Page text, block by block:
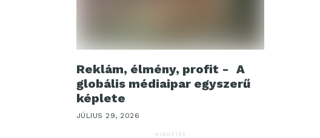
Reklám, élmény, profit - A
globális médiaipar egyszerű
képlete
JÚLIUS 29, 2026
HIRDETÉS